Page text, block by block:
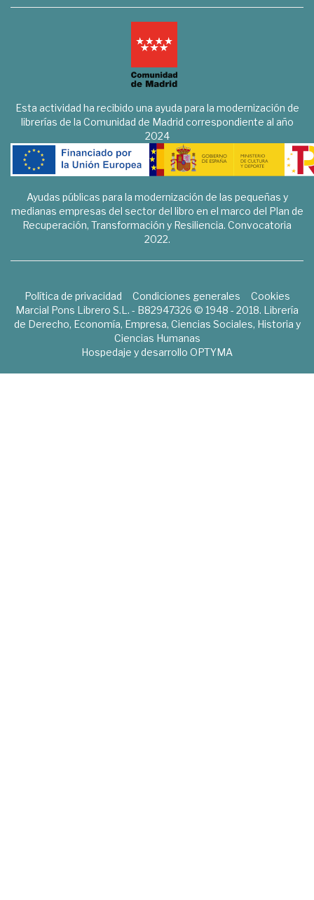
Esta actividad ha recibido una ayuda para la modernización de
librerías de la Comunidad de Madrid correspondiente al año
2024
Ayudas públicas para la modernización de las pequeñas y
medianas empresas del sector del libro en el marco del Plan de
Recuperación, Transformación y Resiliencia. Convocatoria
2022.
Política de privacidad Condiciones generales
Cookies
Marcial Pons Librero S.L. - B82947326 © 1948 - 2018. Librería
de Derecho, Economía, Empresa, Ciencias Sociales, Historia y
Ciencias Humanas
Hospedaje y desarrollo OPTYMA